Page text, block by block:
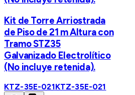
Kit de Torre Arriostrada
de Piso de 21 m Altura con
Tramo STZ35
Galvanizado Electrolítico
(No incluye retenida).
KTZ-35E-021KTZ-35E-021